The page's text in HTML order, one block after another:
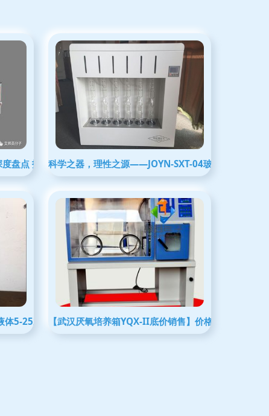
盘点 技术趋势与市场洞察
科学之器，理性之源——JOYN-SXT-04玻璃仪器品质解
体5-25立方/小时的高效测量解决方案
【武汉厌氧培养箱YQX-II底价销售】价格,厂家,其他仪